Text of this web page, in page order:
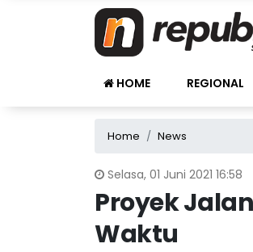
HOME REGIONAL
Home News
Selasa, 01 Juni 2021 16:58
Proyek
Waktu